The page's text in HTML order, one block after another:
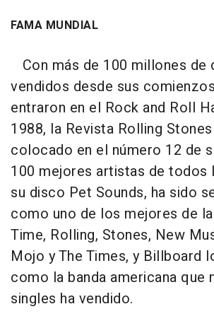
FAMA MUNDIAL
Con más de 100 millones de
vendidos desde sus
entraron en el Rock and Roll
1988, la Revista Rolling
colocado en el número 12 de
100 mejores artistas de todos
su disco Pet Sounds, ha sido
como uno de los mejores de
Time, Rolling, Stones, New
Mojo y The Times, y Billboard
como la banda americana que
singles ha vendido.